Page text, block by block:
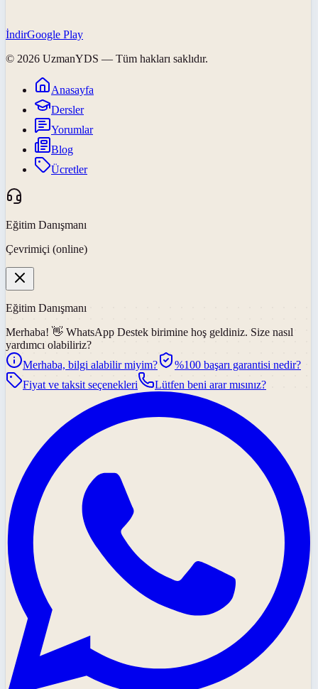
İndirGoogle Play
© 2026 UzmanYDS — Tüm hakları saklıdır.
Anasayfa
Dersler
Yorumlar
Blog
Ücretler
Eğitim Danışmanı
Çevrimiçi (online)
Eğitim Danışmanı
Merhaba! 👋 WhatsApp Destek birimine hoş geldiniz. Size nasıl
yardımcı olabiliriz?
Merhaba, bilgi alabilir miyim?
%100 başarı garantisi nedir?
Fiyat ve taksit seçenekleri
Lütfen beni arar mısınız?